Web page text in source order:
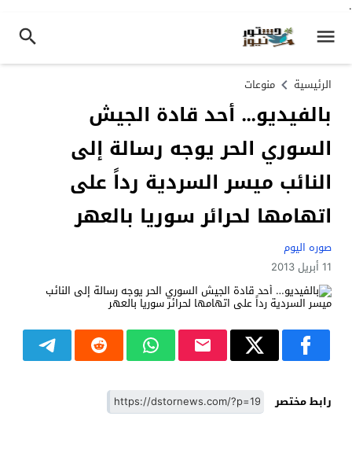
.
الرئيسية منوعات
بالفيديو… أحد قادة الجيش
السوري الحر يوجه رسالة إلى
النائب ميسر السردية رداً على
اتهامها لحرائر سوريا بالعهر
صوره اليوم
11 أبريل 2013
رابط مختصر